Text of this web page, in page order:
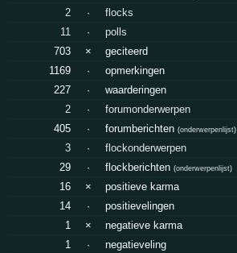
2
·
flocks
11
·
polls
703
×
geciteerd
1169
·
opmerkingen
227
·
waarderingen
2
·
forumonderwerpen
405
· forumberichten(onderwerpenlijst)
3 ·
flockonderwerpen
29
· flockberichten(onderwerpenlijst)
16 ×
positieve karma
14
·
positievelingen
1
×
negatieve karma
1
·
negatieveling